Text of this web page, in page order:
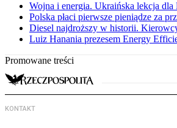
Wojna i energia. Ukraińska lekcja dla
Polska płaci pierwsze pieniądze za
Diesel najdroższy w historii.
Luiz Hanania prezesem Energy
Promowane treści
KONTAKT